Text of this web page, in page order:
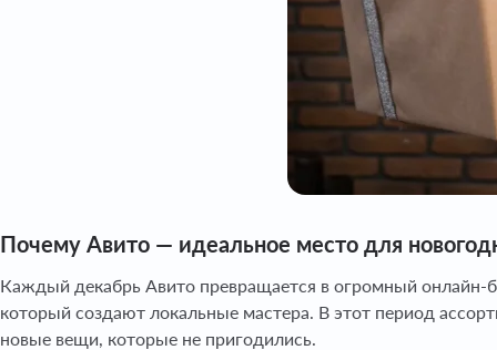
Почему Авито — идеальное место для
Каждый декабрь Авито превращается в огромный онлайн-
который создают локальные мастера. В этот период
новые вещи, которые не пригодились.